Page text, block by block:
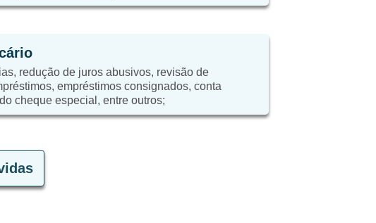
redução de juros abusivos, revisão de
empréstimos consignados, conta
cheque especial, entre outros;